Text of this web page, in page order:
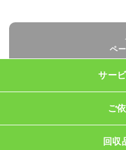
ペ
サー
ご
回収